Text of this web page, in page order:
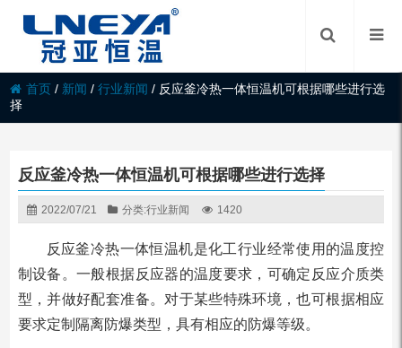
首页 / 新闻 /行业新闻 / 反应釜冷热一体恒温机可根据哪些进行选
择
反应釜冷热一体恒温机可根据哪些进行选择
2022/07/21 分类:行业新闻 1420
反应釜冷热一体恒温机是化工行业经常使用的温度控
制设备。一般根据反应器的温度要求，可确定反应介质类
型，并做好配套准备。对于某些特殊环境，也可根据相应
要求定制隔离防爆类型，具有相应的防爆等级。